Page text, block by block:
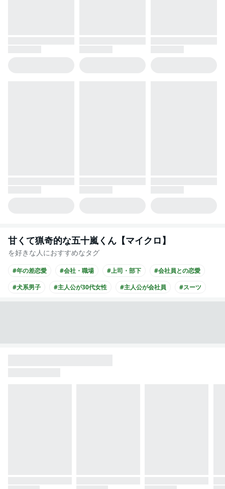
甘くて猟奇的な五十嵐くん【マイクロ】
を好きな人におすすめなタグ
#年の差恋愛 #会社・職場 #上司・部下
#会社員との恋愛
#犬系男子
#主人公が30代女性 #主人公が会社員 #スーツ